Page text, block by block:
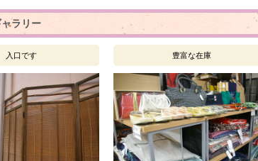
ラリー
入口です 豊富な在庫